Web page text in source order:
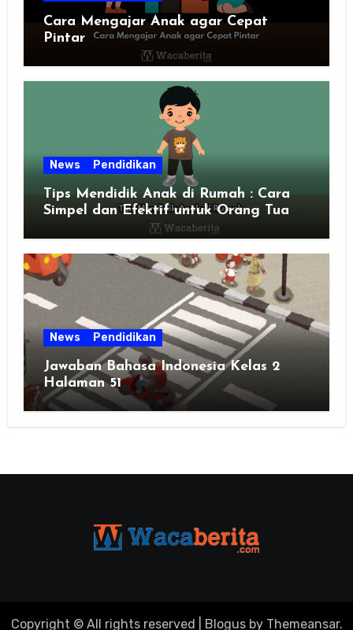
Cara Mengajar Anak agar Cepat
Pintar
News Pendidikan
Tips Mendidik Anak di Rumah : Cara
Simpel dan Efektif untuk Orang Tua
Zaman Sekarang
News Pendidikan
Jawaban Bahasa Indonesia Kelas 2
Halaman 51
Copyright © All rights reserved Blogusby Themeansar.